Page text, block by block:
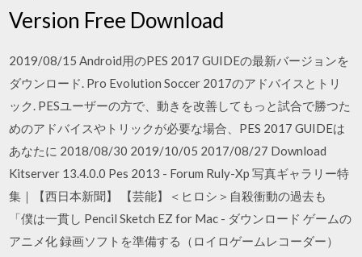
Version Free Download
2019/08/15 Android用のPES 2017 GUIDEの最新バージョンを
ダウンロード. Pro Evolution Soccer 2017のアドバイスとトリ
ック. PESユーザーの方で、動きを改善してもっと試合で勝つた
めのアドバイスやトリックが必要な場合、PES 2017 GUIDEは
あなたに 2018/08/30 2019/10/05 2017/08/27 Download
Kitserver 13.4.0.0 Pes 2013 - Forum Ruly-Xp 写真ギャラリー特
集｜【西日本新聞】 【芸能】＜ヒロシ＞自殺衝動の過去も
「僕は一貫し Pencil Sketch EZ for Mac - ダウンロード ゲームの
アニメ化 録画ソフトを準備する（ロイロゲームレコーダー）